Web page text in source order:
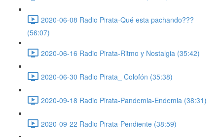
2020-06-08 Radio Pirata-Qué esta pachando???
(56:07)
2020-06-16 Radio Pirata-Ritmo y Nostalgia (35:42)
2020-06-30 Radio Pirata_ Colofón (35:38)
2020-09-18 Radio Pirata-Pandemia-Endemia (38:31)
2020-09-22 Radio Pirata-Pendiente (38:59)